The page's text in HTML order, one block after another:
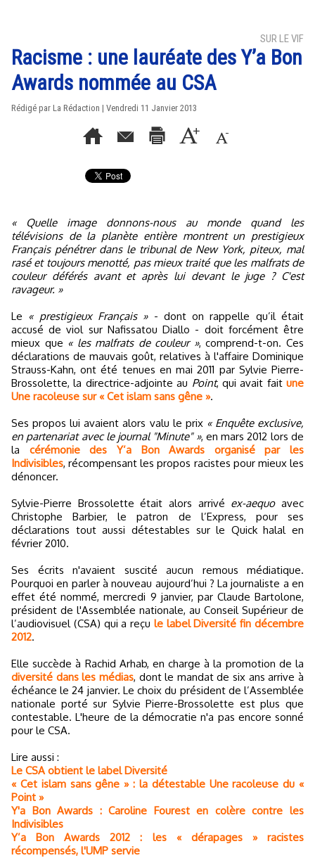
SUR LE VIF
Racisme : une lauréate des Y’a Bon
Awards nommée au CSA
Rédigé par La Rédaction | Vendredi 11 Janvier 2013
« Quelle image donnons-nous au monde quand les
télévisions de la planète entière montrent un prestigieux
Français pénétrer dans le tribunal de New York, piteux, mal
rasé et toujours menotté, pas mieux traité que les malfrats de
couleur déférés avant et après lui devant le juge ? C'est
ravageur. »
Le « prestigieux Français »- dont on rappelle qu’il était
accusé de viol sur Nafissatou Diallo - doit forcément être
mieux que « les malfrats de couleur », comprend-t-on. Ces
déclarations de mauvais goût, relatives à l'affaire Dominique
Strauss-Kahn, ont été tenues en mai 2011 par Sylvie Pierre-
Brossolette, la directrice-adjointe au Point, qui avait fait une
Une racoleuse sur « Cet islam sans gêne ».
Ses propos lui avaient alors valu le prix « Enquête exclusive,
en partenariat avec le journal "Minute" », en mars 2012 lors de
la cérémonie des Y’a Bon Awards organisé par les
Indivisibles, récompensant les propos racistes pour mieux les
dénoncer.
Sylvie-Pierre Brossolette était alors arrivé ex-aequoavec
Christophe Barbier, le patron de l’Express, pour ses
déclarations tout aussi détestables sur le Quick halal en
février 2010.
Ses écrits n'avaient suscité aucun remous médiatique.
Pourquoi en parler à nouveau aujourd’hui ? La journaliste a en
effet été nommé, mercredi 9 janvier, par Claude Bartolone,
président de l'Assemblée nationale, au Conseil Supérieur de
l’audiovisuel (CSA) qui a reçu le label Diversité fin décembre
2012.
Elle succède à Rachid Arhab, en charge à la promotion de la
diversité dans les médias, dont le mandat de six ans arrive à
échéance le 24 janvier. Le choix du président de l’Assemblée
nationale porté sur Sylvie Pierre-Brossolette est plus que
contestable. L'heure de la démocratie n'a pas encore sonné
pour le CSA.
Lire aussi :
Le CSA obtient le label Diversité
« Cet islam sans gêne » : la détestable Une racoleuse du «
Point »
Y'a Bon Awards : Caroline Fourest en colère contre les
Indivisibles
Y’a Bon Awards 2012 : les « dérapages » racistes
récompensés, l'UMP servie